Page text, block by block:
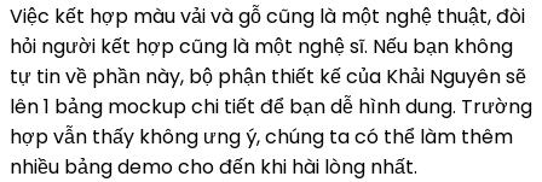
Việc kết hợp màu vải và gỗ cũng là một nghệ thuật, đòi
hỏi người kết hợp cũng là một nghệ sĩ. Nếu bạn không
tự tin về phần này, bộ phận thiết kế của Khải Nguyên sẽ
lên 1 bảng mockup chi tiết để bạn dễ hình dung. Trường
hợp vẫn thấy không ưng ý, chúng ta có thể làm thêm
nhiều bảng demo cho đến khi hài lòng nhất.